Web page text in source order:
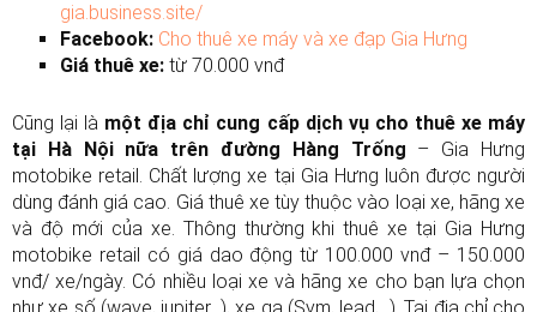
gia.business.site/
Facebook: Cho thuê xe máy và xe đạp Gia Hưng
Giá thuê xe: từ 70.000 vnđ
Cũng lại là một địa chỉ cung cấp dịch vụ cho thuê xe máy
tại Hà Nội nữa trên đường Hàng Trống – Gia Hưng
motobike retail. Chất lượng xe tại Gia Hưng luôn được người
dùng đánh giá cao. Giá thuê xe tùy thuộc vào loại xe, hãng xe
và độ mới của xe. Thông thường khi thuê xe tại Gia Hưng
motobike retail có giá dao động từ 100.000 vnđ – 150.000
vnđ/ xe/ngày. Có nhiều loại xe và hãng xe cho bạn lựa chọn
như xe số (wave, jupiter…), xe ga (Sym, lead,…). Tại địa chỉ cho